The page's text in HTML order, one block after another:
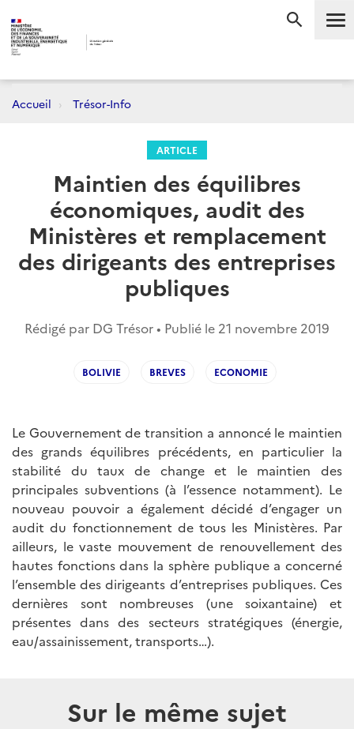
Accueil Trésor-Info
ARTICLE
Maintien des équilibres
économiques, audit des
Ministères et remplacement
des dirigeants des entreprises
publiques
Rédigé par DG Trésor • Publié le 21 novembre 2019
BOLIVIE BREVES ECONOMIE
Le Gouvernement de transition a annoncé le maintien
des grands équilibres précédents, en particulier la
stabilité du taux de change et le maintien des
principales subventions (à l’essence notamment). Le
nouveau pouvoir a également décidé d’engager un
audit du fonctionnement de tous les Ministères. Par
ailleurs, le vaste mouvement de renouvellement des
hautes fonctions dans la sphère publique a concerné
l’ensemble des dirigeants d’entreprises publiques. Ces
dernières sont nombreuses (une soixantaine) et
présentes dans des secteurs stratégiques (énergie,
eau/assainissement, transports…).
Sur le même sujet